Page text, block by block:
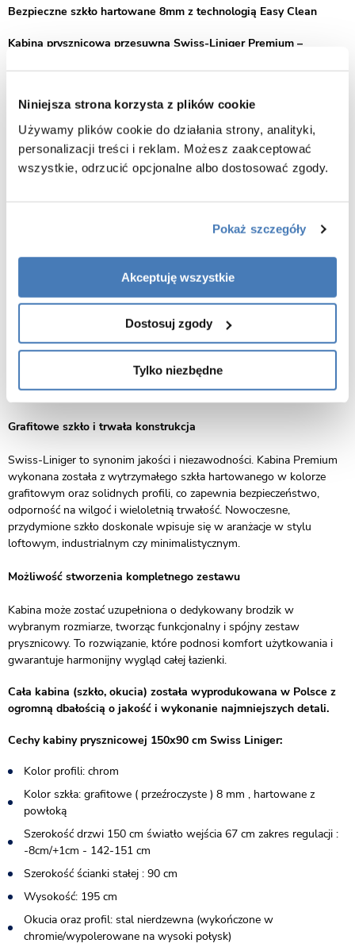
Niniejsza strona korzysta z plików cookie
Używamy plików cookie do działania strony, analityki,
personalizacji treści i reklam. Możesz zaakceptować
wszystkie, odrzucić opcjonalne albo dostosować zgody.
Pokaż szczegóły
Akceptuję wszystkie
Dostosuj zgody
Tylko niezbędne
Bezpieczne szkło hartowane 8mm z technologią Easy Clean
Kabina prysznicowa przesuwna Swiss-Liniger Premium –
połączenie nowoczesnego wzornictwa i praktycznych rozwiązań,
które doskonale sprawdzą się w każdej łazience. Grafitowe szkło
hartowane nadaje całości wyjątkowego charakteru, podkreślając styl
i tworząc przyjemną, nastrojową atmosferę w strefie kąpielowej.
Model Premium dostępny jest w wielu wymiarach, co umożliwia
łazienki. Drzwi przesuwne pozwalają zaoszczędzić cenne miejsce, a
przy tym gwarantują swobodny i wygodny dostęp do prysznica.
Elastyczny montaż – brodzik lub posadzka
Konstrukcja kabiny pozwala na montaż zarówno na tradycyjnym
łatwością dopasować ją do aranżacji wnętrza, łącząc estetykę z
praktycznością.
Grafitowe szkło i trwała konstrukcja
Swiss-Liniger to synonim jakości i niezawodności. Kabina Premium
wykonana została z wytrzymałego szkła hartowanego w kolorze
grafitowym oraz solidnych profili, co zapewnia bezpieczeństwo,
odporność na wilgoć i wieloletnią trwałość. Nowoczesne,
przydymione szkło doskonale wpisuje się w aranżacje w stylu
loftowym, industrialnym czy minimalistycznym.
Możliwość stworzenia kompletnego zestawu
Kabina może zostać uzupełniona o dedykowany brodzik w
wybranym rozmiarze, tworząc funkcjonalny i spójny zestaw
prysznicowy. To rozwiązanie, które podnosi komfort użytkowania i
gwarantuje harmonijny wygląd całej łazienki.
Cała kabina (szkło, okucia) została wyprodukowana w Polsce z
ogromną dbałością o jakość i wykonanie najmniejszych detali.
Cechy kabiny prysznicowej 150x90 cm Swiss Liniger:
Kolor profili: chrom
Kolor szkła: grafitowe ( przeźroczyste ) 8 mm , hartowane z
powłoką
Szerokość drzwi 150 cm światło wejścia 67 cm zakres regulacji :
-8cm/+1cm - 142-151 cm
Szerokość ścianki stałej : 90 cm
Wysokość: 195 cm
Okucia oraz profil: stal nierdzewna (wykończone w
chromie/wypolerowane na wysoki połysk)